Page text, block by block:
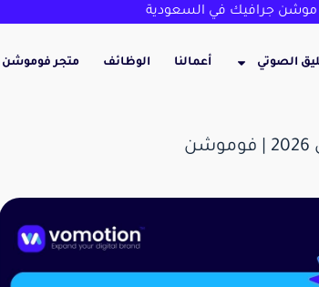
جرافيك في السعودية
الصوتي أعمالنا الوظائف متجر فوموشن